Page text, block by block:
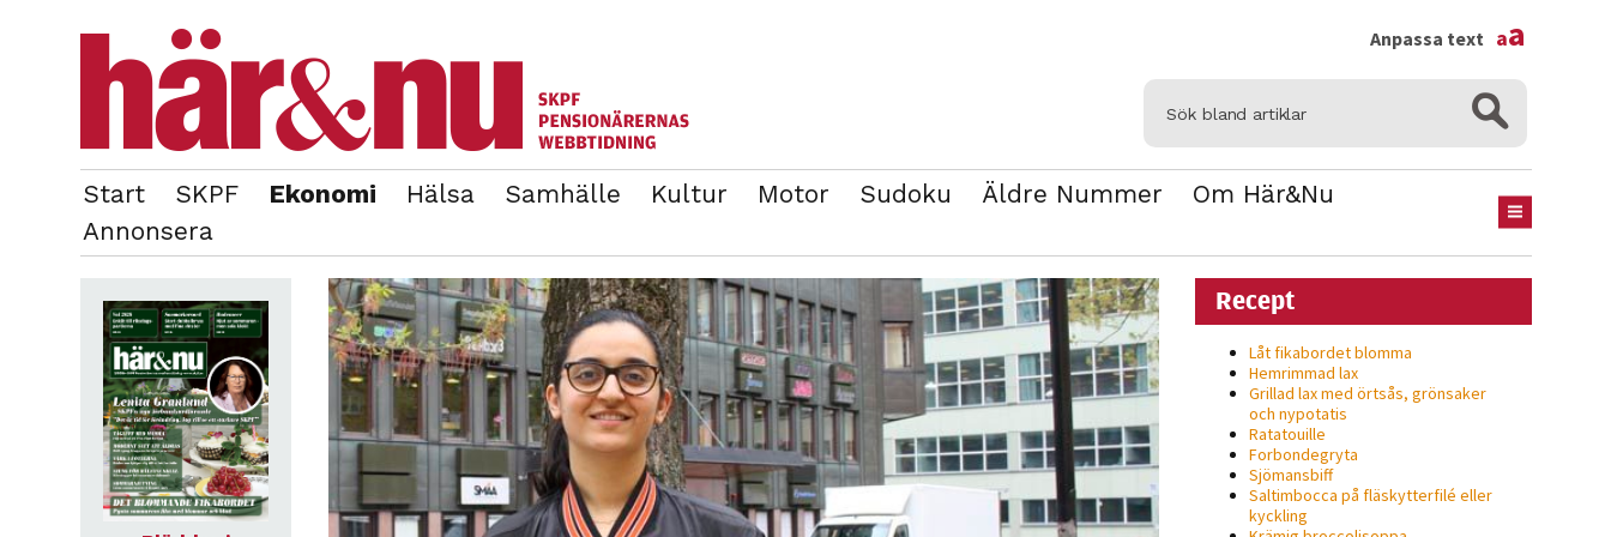
Start SKPF Ekonomi Hälsa Samhälle Kultur Motor Sudoku Äldre Nummer
Om Här&Nu
Annonsera
OM REDAKTIONEN
Anpassa text aa
Recept
Låt fikabordet blomma
Hemrimmad lax
Grillad lax med örtsås, grönsaker
och nypotatis
Ratatouille
Forbondegryta
Sjömansbiff
Saltimbocca på fläsk­ytterfilé eller
kyckling